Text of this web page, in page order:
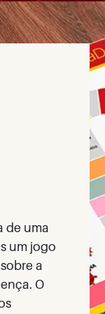
de uma
um jogo
a
O